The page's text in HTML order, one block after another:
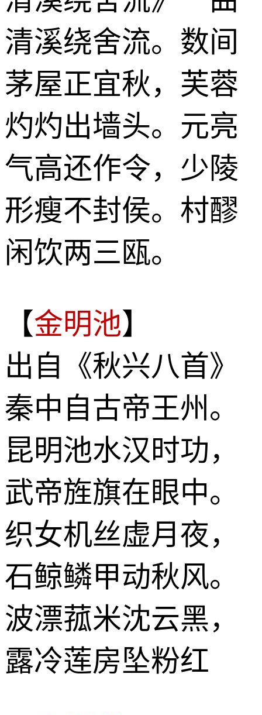
清溪绕舍流。数间
茅屋正宜秋，芙蓉
灼灼出墙头。元亮
气高还作令，少陵
形瘦不封侯。村醪
闲饮两三瓯。
【金明池】
出自《秋兴八首》
秦中自古帝王州。
昆明池水汉时功，
武帝旌旗在眼中。
织女机丝虚月夜，
石鲸鳞甲动秋风。
波漂菰米沈云黑，
露冷莲房坠粉红